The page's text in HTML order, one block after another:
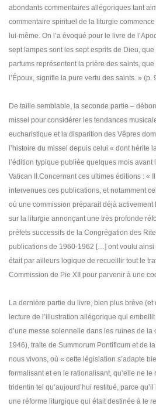
abondants commentaires allégoriques tant
commentaire spirituel de la liturgie
lui-même. On l’a évoqué pour le livre de
sept lampes sont les sept esprits de Dieu, que
parfums représentent la prière des saints,
l’Époux, signifie la pure vertu des saints. » (p.
De taille semblable, la seconde partie –
missel pour considérer les tendances
eucharistique et la disparition des Vêpres
l’histoire du missel depuis celui « dont hérite
l’édition typique publiée quelques mois avant
Vatican II.Concernant ces ultimes éditions : «
intervenues ces publications, et notamment
où une commission préparait déjà activement
sur la liturgie annonçant une très profonde
préfets successifs de la Congrégation des
publications de 1960-1962 […] ont voulu ainsi
était par ailleurs logique de recueillir tout le
Commission de Pie XII pour parvenir à une
La dernière partie du livre, bien plus brève
lecture de l’illustration allégorique qui
d’une messe solennelle dans les ruines de la
1946), traite de Summorum Pontificum et de
nous vivons, où « cette législation s’adapte
formalisant et en le rationalisant, qu’elle ne le
tridentin tel qu’aujourd’hui restitué, parce
une réforme liturgique qui était destinée à le